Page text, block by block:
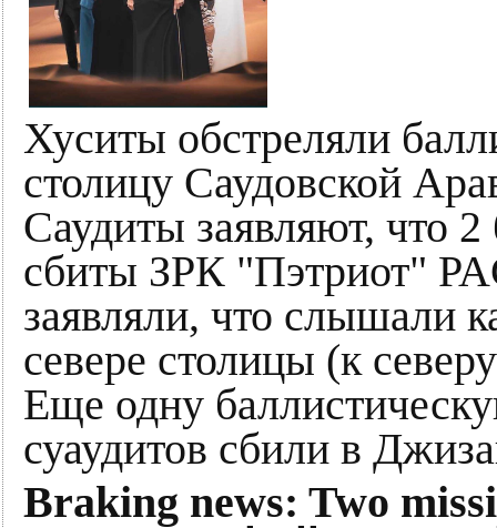
Хуситы обстреляли
столицу Саудовской
Саудиты заявляют, что
сбиты ЗРК "Пэтриот"
заявляли, что слышали
севере столицы (к
Еще одну
суаудитов сбили в
Braking news: Two